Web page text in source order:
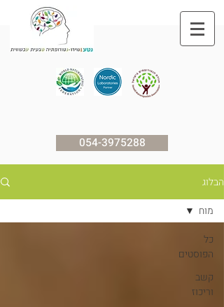
054-3975288
הבלוג
כל
הפוסטים
קשב
וריכוז
מוח